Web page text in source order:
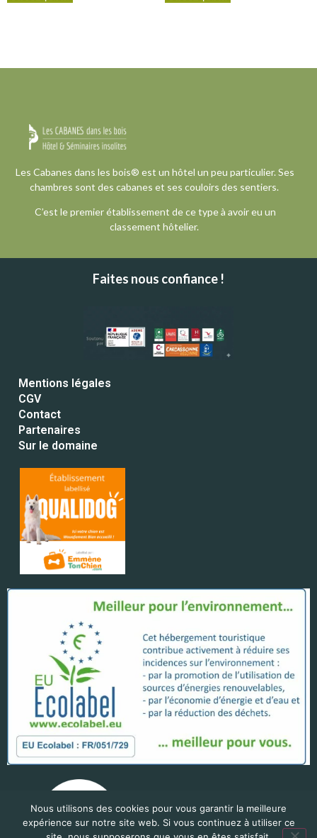
Les Cabanes dans les bois® est un hôtel un peu particulier. Ses
chambres sont des cabanes et ses couloirs des sentiers.
C’est le premier établissement de ce type à avoir eu un
classement hôtelier.
Faites nous confiance !
Mentions légales
CGV
Contact
Partenaires
Sur le domaine
Nous utilisons des cookies pour vous garantir la meilleure
expérience sur notre site web. Si vous continuez à utiliser ce